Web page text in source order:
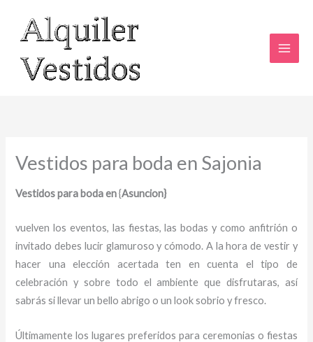
contenido
Vestidos para boda en Sajonia
Vestidos para boda en{Asuncion}
vuelven los eventos, las fiestas, las bodas y como anfitrión o
invitado debes lucir glamuroso y cómodo. A la hora de vestir y
hacer una elección acertada ten en cuenta el tipo de
celebración y sobre todo el ambiente que disfrutaras, así
sabrás si llevar un bello abrigo o un look sobrio y fresco.
Últimamente los lugares preferidos para ceremonias o fiestas